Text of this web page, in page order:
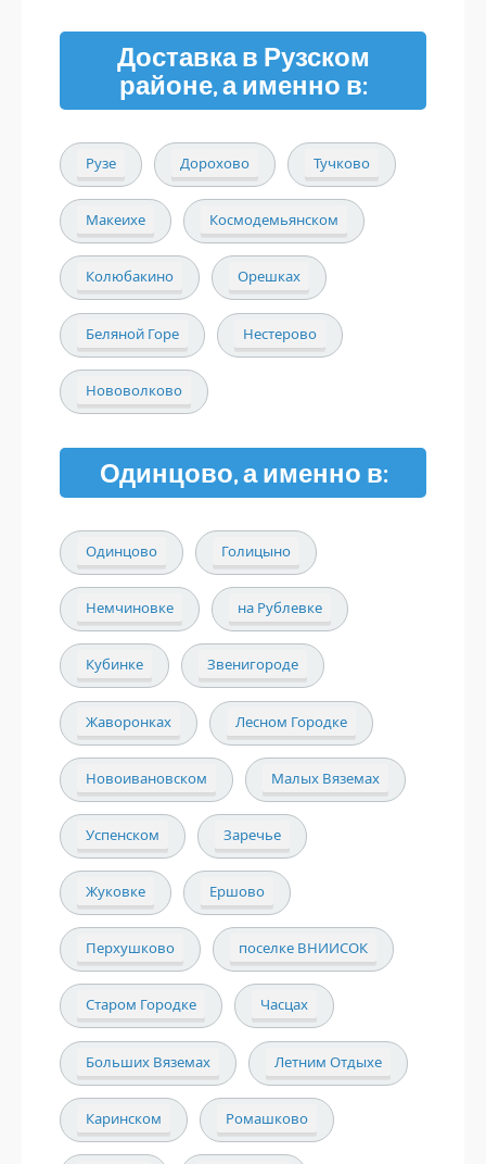
Доставка в Рузском
районе, а именно в:
Рузе Дорохово Тучково
Макеихе Космодемьянском
Колюбакино Орешках
Беляной Горе Нестерово
Нововолково
Одинцово, а именно в:
Одинцово Голицыно
Немчиновке на Рублевке
Кубинке Звенигороде
Жаворонках Лесном Городке
Новоивановском Малых Вяземах
Успенском Заречье
Жуковке Ершово
Перхушково поселке ВНИИСОК
Старом Городке Часцах
Больших Вяземах Летним Отдыхе
Каринском Ромашково